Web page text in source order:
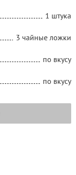
1 штука
3 чайные ложки
по вкусу
по вкусу